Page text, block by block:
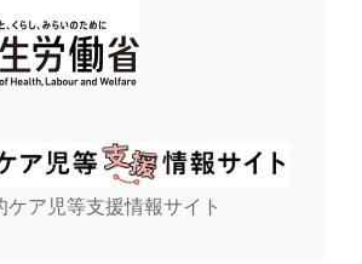
ア児等支援情報サイト